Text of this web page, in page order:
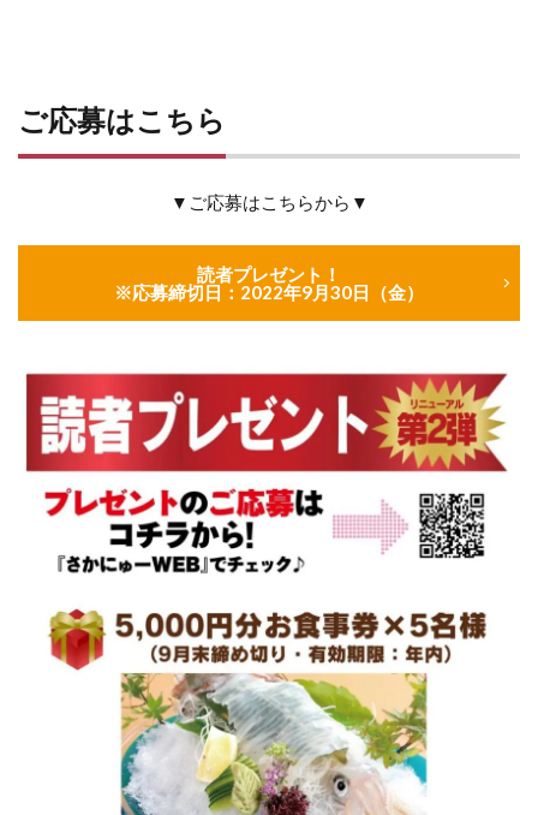
ご応募はこちら
▼ご応募はこちらから▼
読者プレゼント！
※応募締切日：2022年9月30日（金）